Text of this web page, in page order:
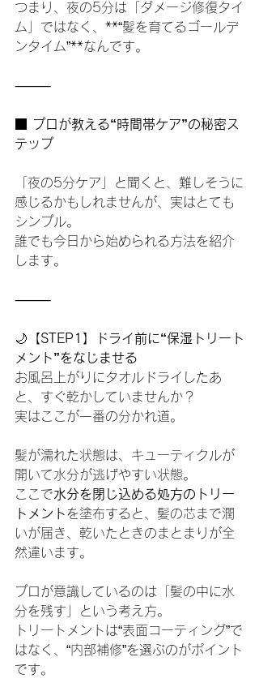
つまり、夜の5分は「ダメージ修復タイ
ム」ではなく、**“髪を育てるゴールデ
ンタイム”**なんです。
⸻
■ プロが教える“時間帯ケア”の秘密ス
テップ
「夜の5分ケア」と聞くと、難しそうに
感じるかもしれませんが、実はとても
シンプル。
誰でも今日から始められる方法を紹介
します。
⸻
🌙 【STEP1】ドライ前に“保湿トリート
メント”をなじませる
お風呂上がりにタオルドライしたあ
と、すぐ乾かしていませんか？
実はここが一番の分かれ道。
髪が濡れた状態は、キューティクルが
開いて水分が逃げやすい状態。
ここで水分を閉じ込める処方のトリー
トメントを塗布すると、髪の芯まで潤
いが届き、乾いたときのまとまりが全
然違います。
プロが意識しているのは「髪の中に水
分を残す」という考え方。
トリートメントは“表面コーティング”で
はなく、“内部補修”を選ぶのがポイント
です。